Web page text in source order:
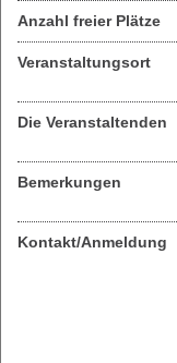
Anzahl freier Plätze
Veranstaltungsort
Die Veranstaltenden
Bemerkungen
Kontakt/Anmeldung